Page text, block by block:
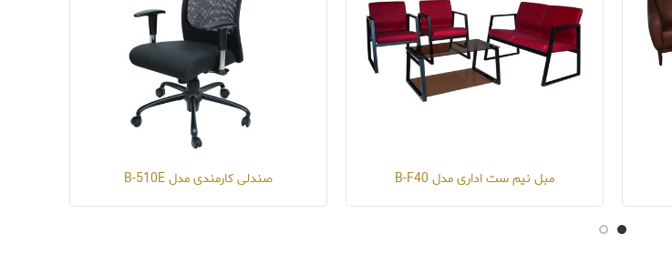
مبل نیم ست اداری مدل B-F40 صندلی کارمندی مدل B-510E